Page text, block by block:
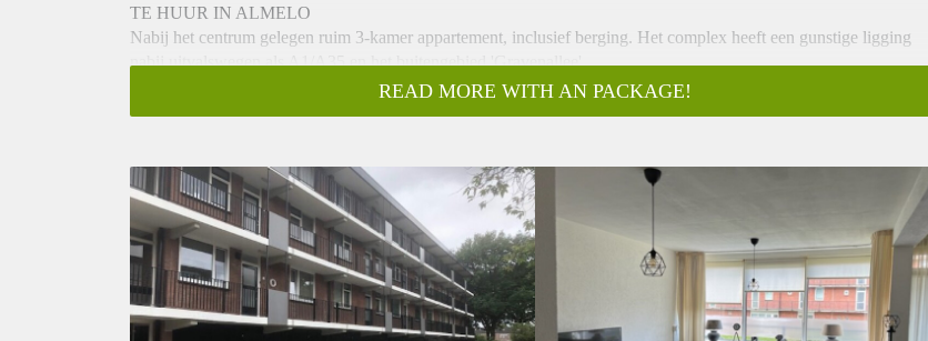
TE HUUR IN ALMELO
Nabij het centrum gelegen ruim 3-kamer appartement, inclusief berging. Het complex heeft een gunstige ligging
nabij uitvalswegen als A1/A35 en het buitengebied 'Gravenallee'.
Begane grond: Entree, trappenhuis, en een gezamenlijke berging.
afzuigkap en voorraadkast. Ruime, lichte woonkamer met toegang tot het balkon, twee slaapkamers waarvan 1
voorzien van een vaste kast, badkamer met douche en wastafel.
BIJZONDERHEDEN:
- Beschikbaar per 1 mei 2022
- Huurprijs incl. servicekosten € 875,00 per maand
- Waarborgsom 1 maand huur
- De woning is deels gestoffeerd
READ MORE WITH AN PACKAGE!